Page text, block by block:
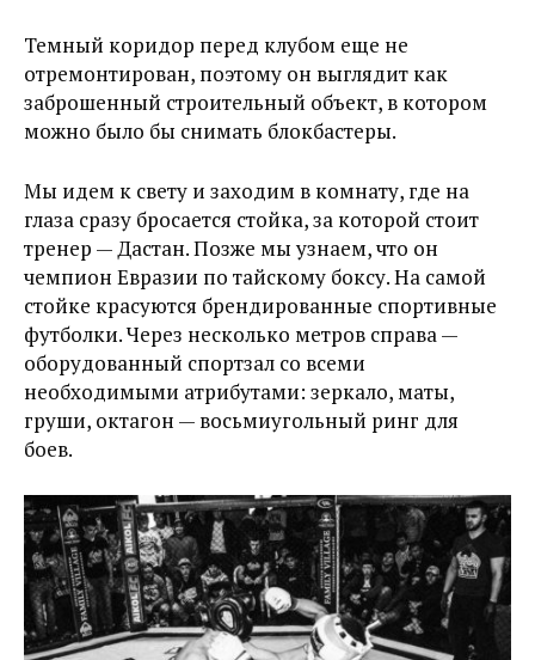
Темный коридор перед клубом еще не
отремонтирован, поэтому он выглядит как
заброшенный строительный объект, в котором
можно было бы снимать блокбастеры.
Мы идем к свету и заходим в комнату, где на
глаза сразу бросается стойка, за которой стоит
тренер — Дастан. Позже мы узнаем, что он
чемпион Евразии по тайскому боксу. На самой
стойке красуются брендированные спортивные
футболки. Через несколько метров справа —
оборудованный спортзал со всеми
необходимыми атрибутами: зеркало, маты,
груши, октагон — восьмиугольный ринг для
боев.